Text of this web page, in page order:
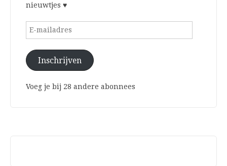
nieuwtjes ♥
E-
Inschrijven
Voeg je bij 28 andere abonnees